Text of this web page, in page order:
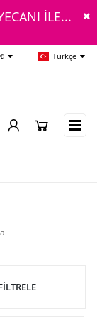
İLE...
Türkçe